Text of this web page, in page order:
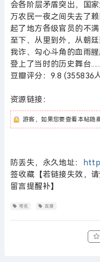
会各阶层矛盾突出，国
万农民一夜之间失去了
起了地方各级官员的不
至下、从里到外，从朝
我诈、勾心斗角的血雨
登上了当时的历史舞台......
豆瓣评分：9.8 (355836
资源链接：
游客，如果您要查看本帖隐
防丢失，永久地址：
签收藏【若链接失效，
留言提醒补】
夸克 百度